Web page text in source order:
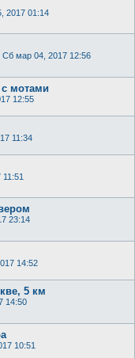
2017 01:14
Сб мар 04, 2017 12:56
с мотами
12:55
11:34
23:14
14:52
5 км
14:50
10:51